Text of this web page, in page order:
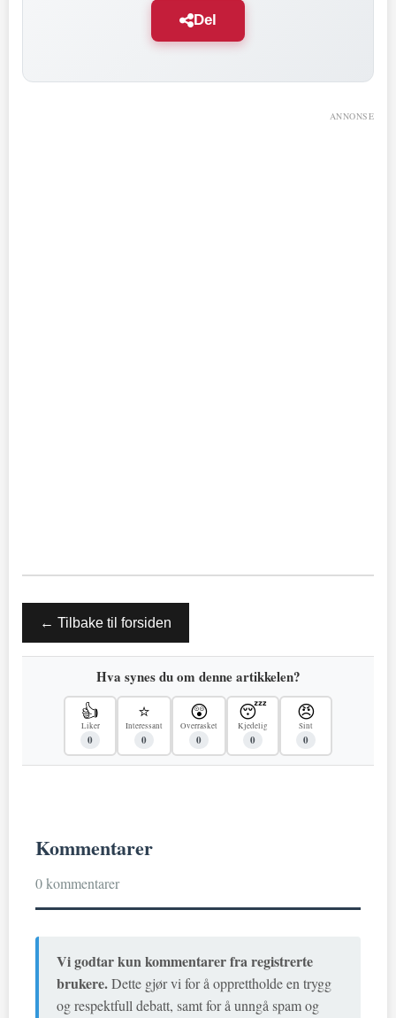
Del
ANNONSE
← Tilbake til forsiden
Hva synes du om denne artikkelen?
👍
Liker
0
⭐
Interessant
0
😲
Overrasket
0
😴
Kjedelig
0
😠
Sint
0
Kommentarer
0 kommentarer
Vi godtar kun kommentarer fra registrerte
brukere.Dette gjør vi for å opprettholde en trygg
og respektfull debatt, samt for å unngå spam og